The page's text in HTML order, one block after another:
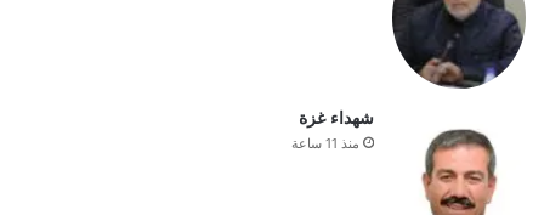
شهداء غزة
منذ 11 ساعة